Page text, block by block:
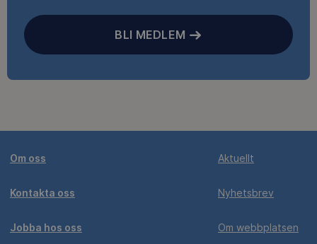
BLI MEDLEM
Om oss
Kontakta oss
Jobba hos oss
Aktuellt
Nyhetsbrev
Om webbplatsen